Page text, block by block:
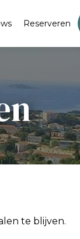
Reserveren
te blijven.